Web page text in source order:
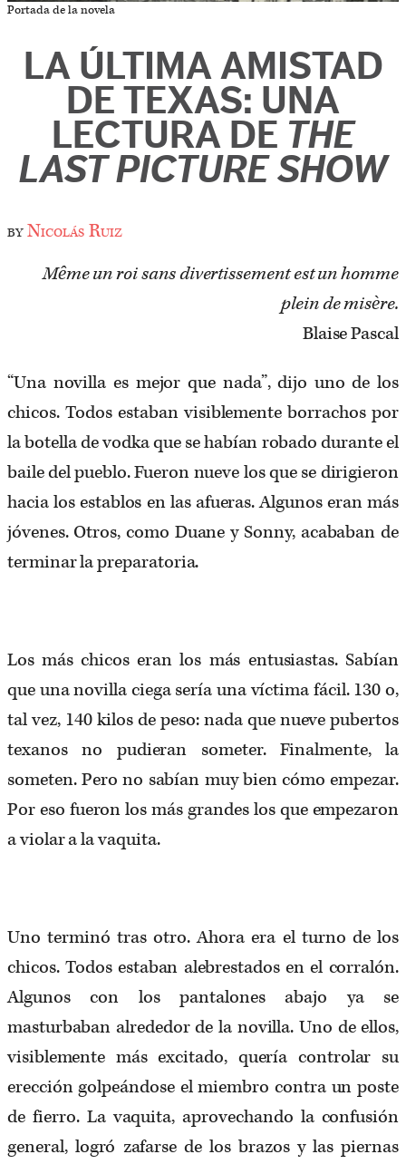
Portada de la novela
LA ÚLTIMA AMISTAD
DE TEXAS: UNA
LECTURA DE THE
LAST PICTURE SHOW
byNicolás Ruiz
Même un roi sans divertissement est un homme
plein de misère.
Blaise Pascal
“Una novilla es mejor que nada”, dijo uno de los
chicos. Todos estaban visiblemente borrachos por
la botella de vodka que se habían robado durante el
baile del pueblo. Fueron nueve los que se dirigieron
hacia los establos en las afueras. Algunos eran más
jóvenes. Otros, como Duane y Sonny, acababan de
terminar la preparatoria.
Los más chicos eran los más entusiastas. Sabían
que una novilla ciega sería una víctima fácil. 130 o,
tal vez, 140 kilos de peso: nada que nueve pubertos
texanos no pudieran someter. Finalmente, la
someten. Pero no sabían muy bien cómo empezar.
Por eso fueron los más grandes los que empezaron
a violar a la vaquita.
Uno terminó tras otro. Ahora era el turno de los
chicos. Todos estaban alebrestados en el corralón.
Algunos con los pantalones abajo ya se
masturbaban alrededor de la novilla. Uno de ellos,
visiblemente más excitado, quería controlar su
erección golpeándose el miembro contra un poste
de fierro. La vaquita, aprovechando la confusión
general, logró zafarse de los brazos y las piernas